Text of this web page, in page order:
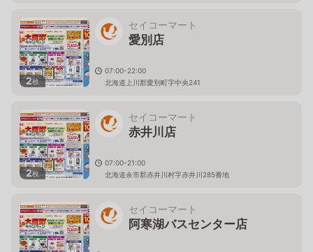
2枚
セイコーマート
愛別店
07:00-22:00
北海道上川郡愛別町字中央241
2枚
セイコーマート
赤井川店
07:00-21:00
北海道余市郡赤井川村字赤井川285番地
セイコーマート
阿寒湖バスセンター店